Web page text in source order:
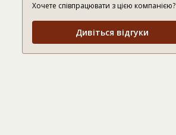
Хочете співпрацювати з цією компанією?
Дивіться відгуки